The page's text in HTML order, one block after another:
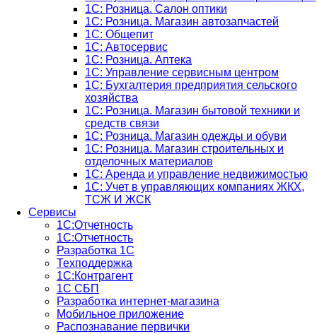
1С: Розница. Салон оптики
1С: Розница. Магазин автозапчастей
1C: Общепит
1С: Автосервис
1С: Розница. Аптека
1С: Управление сервисным центром
1С: Бухгалтерия предприятия сельского
хозяйства
1С: Розница. Магазин бытовой техники и
средств связи
1С: Розница. Магазин одежды и обуви
1С: Розница. Магазин строительных и
отделочных материалов
1С: Аренда и управление недвижимостью
1C: Учет в управляющих компаниях ЖКХ,
ТСЖ И ЖСК
Сервисы
1С:Отчетность
1С:Отчетность
Разработка 1С
Техподдержка
1С:Контрагент
1С СБП
Разработка интернет-магазина
Мобильное приложение
Распознавание первички